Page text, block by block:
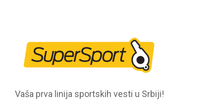
Vaša prva linija sportskih vesti u Srbiji!